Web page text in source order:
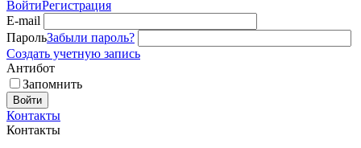
ВойтиРегистрация
E-mail
ПарольЗабыли пароль?
Создать учетную запись
Антибот
Запомнить
Войти
Контакты
Контакты